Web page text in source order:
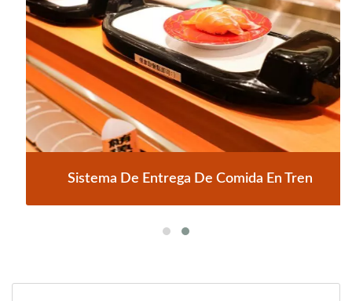
Sistema De Entrega De Comida En Tren